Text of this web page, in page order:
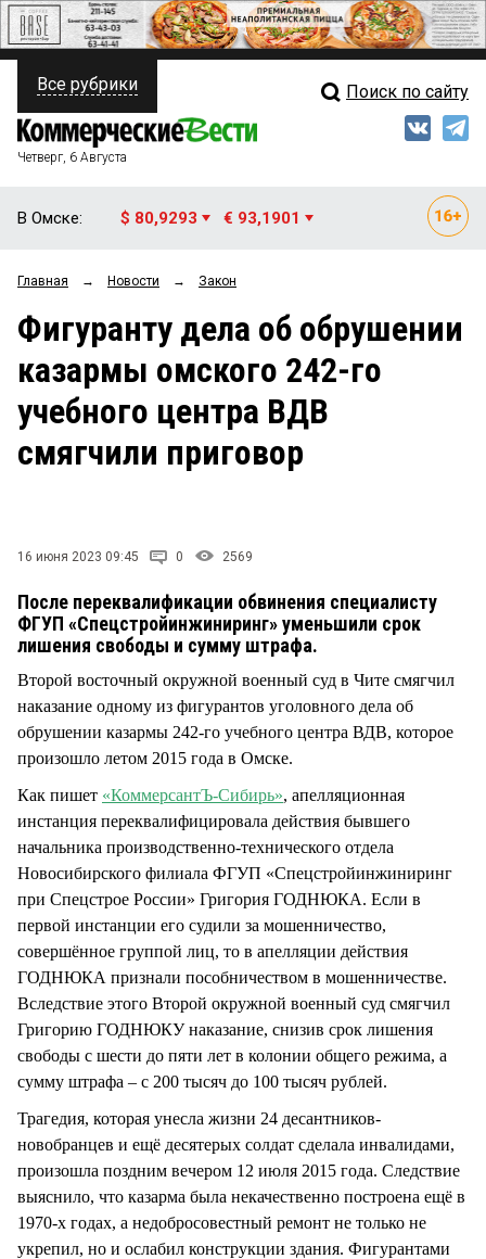
ПОЛИТИКА
ФИНАНСЫ
ОБЩЕСТВО
ЗАКОН
НОВОСТИ КОМПАНИЙ
Свежий выпуск
Рейтинги
Блоги
Архив
Все рубрики Поиск по сайту
Четверг, 6 Августа
В Омске: $ 80,9293 € 93,1901
Главная → Новости → Закон
Фигуранту дела об обрушении
казармы омского 242-го
учебного центра ВДВ
смягчили приговор
16 июня 2023 09:45 0 2569
После переквалификации обвинения специалисту
ФГУП «Спецстройинжиниринг» уменьшили срок
лишения свободы и сумму штрафа.
Второй восточный окружной военный суд в Чите смягчил
наказание одному из фигурантов уголовного дела об
обрушении казармы 242-го учебного центра ВДВ, которое
произошло летом 2015 года в Омске.
Как пишет «КоммерсантЪ-Сибирь», апелляционная
инстанция переквалифицировала действия бывшего
начальника производственно-технического отдела
Новосибирского филиала ФГУП «Спецстройинжиниринг
при Спецстрое России» Григория ГОДНЮКА. Если в
первой инстанции его судили за мошенничество,
совершённое группой лиц, то в апелляции действия
ГОДНЮКА признали пособничеством в мошенничестве.
Вследствие этого Второй окружной военный суд смягчил
Григорию ГОДНЮКУ наказание, снизив срок лишения
свободы с шести до пяти лет в колонии общего режима, а
сумму штрафа – с 200 тысяч до 100 тысяч рублей.
Трагедия, которая унесла жизни 24 десантников-
новобранцев и ещё десятерых солдат сделала инвалидами,
произошла поздним вечером 12 июля 2015 года. Следствие
выяснило, что казарма была некачественно построена ещё в
1970-х годах, а недобросовестный ремонт не только не
укрепил, но и ослабил конструкции здания. Фигурантами